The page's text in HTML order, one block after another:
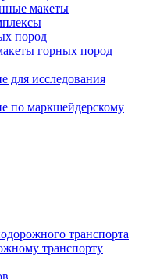
макеты
пород
горных пород
для исследования
по маркшейдерскому
транспорта
транспорту